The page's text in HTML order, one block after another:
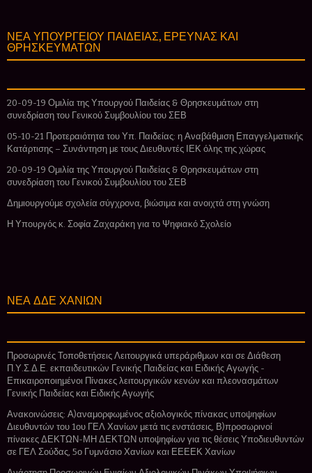
ΝΕΑ ΥΠΟΥΡΓΕΙΟΥ ΠΑΙΔΕΙΑΣ, ΕΡΕΥΝΑΣ ΚΑΙ
ΘΡΗΣΚΕΥΜΑΤΩΝ
20-09-19 Ομιλία της Υπουργού Παιδείας & Θρησκευμάτων στη
συνεδρίαση του Γενικού Συμβουλίου του ΣΕΒ
05-10-21 Προτεραιότητα του Υπ. Παιδείας: η Αναβάθμιση Επαγγελματικής
Κατάρτισης – Συνάντηση με τους Διευθυντές ΙΕΚ όλης της χώρας
20-09-19 Ομιλία της Υπουργού Παιδείας & Θρησκευμάτων στη
συνεδρίαση του Γενικού Συμβουλίου του ΣΕΒ
Δημιουργούμε σχολεία σύγχρονα, βιώσιμα και ανοιχτά στη γνώση
Η Υπουργός κ. Σοφία Ζαχαράκη για το Ψηφιακό Σχολείο
ΝΕΑ ΔΔΕ ΧΑΝΙΩΝ
Προσωρινές Τοποθετήσεις Λειτουργικά υπεράριθμων και σε Διάθεση
Π.Υ.Σ.Δ.Ε. εκπαιδευτικών Γενικής Παιδείας και Ειδικής Αγωγής -
Επικαιροποιημένοι Πίνακες λειτουργικών κενών και πλεονασμάτων
Γενικής Παιδείας και Ειδικής Αγωγής
Ανακοινώσεις: Α)αναμορφωμένος αξιολογικός πίνακας υποψηφίων
Διευθυντών του 1ου ΓΕΛ Χανίων μετά τις ενστάσεις, Β)προσωρινοί
πίνακες ΔΕΚΤΩΝ-ΜΗ ΔΕΚΤΩΝ υποψηφίων για τις θέσεις Υποδιευθυντών
σε ΓΕΛ Σούδας, 5ο Γυμνάσιο Χανίων και ΕΕΕΕΚ Χανίων